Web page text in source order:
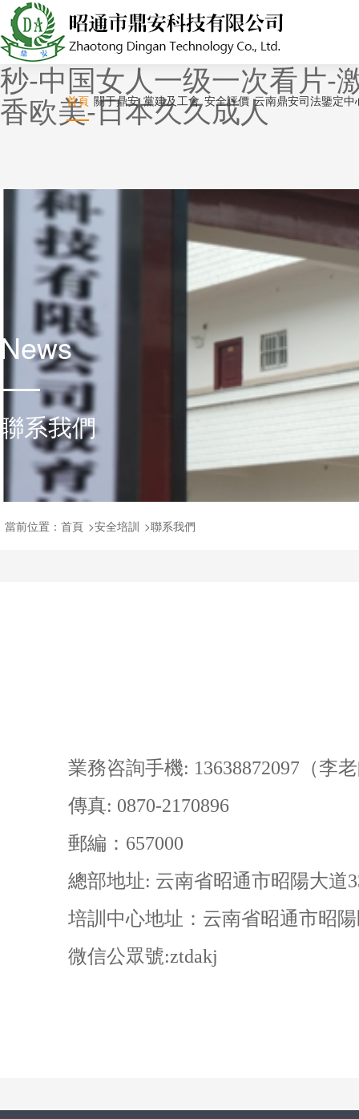
亚洲第一色-天天操天天舔-
美国产成人-天堂中文字幕
秒-中国女人一级一次看片-
香欧美-日本久久成人
首頁 關于鼎安 黨建及工會 安全評價 云南鼎安司法鑒定中
News
聯系我們
當前位置： 首頁 >安全培訓 >聯系我們
業務咨詢手機: 13638872097（李
傳真: 0870-2170896
郵編： 657000
總部地址: 云南省昭通市昭陽大道
培訓中心地址：云南省昭通市昭
微信公眾號:ztdakj